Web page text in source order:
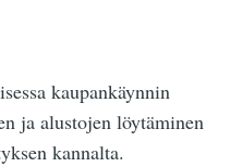
kaupankäynnin
ja alustojen löytäminen
kannalta.